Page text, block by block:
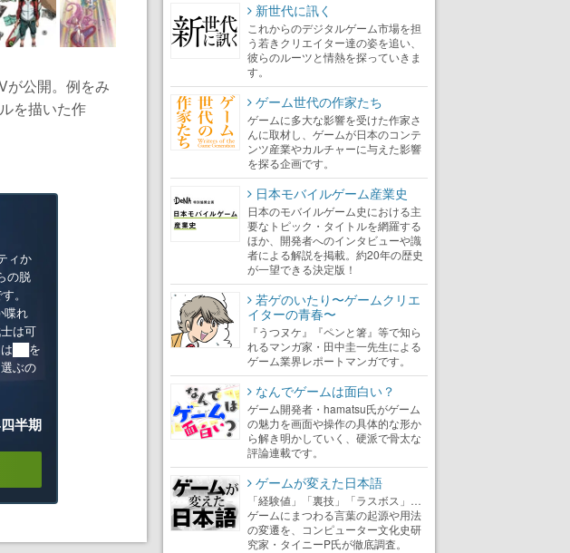
が公開。例をみ
を描いた作
ィか
の脱
。
喋れ
は可
██を
ぶの
半期
新世代に訊く
これからのデジタルゲーム市場を担
う若きクリエイター達の姿を追い、
彼らのルーツと情熱を探っていきま
す。
ゲーム世代の作家たち
ゲームに多大な影響を受けた作家さ
んに取材し、ゲームが日本のコンテ
ンツ産業やカルチャーに与えた影響
を探る企画です。
日本モバイルゲーム産業史
日本のモバイルゲーム史における主
要なトピック・タイトルを網羅する
ほか、開発者へのインタビューや識
者による解説を掲載。約20年の歴史
が一望できる決定版！
若ゲのいたり〜ゲームクリエ
イターの青春〜
『うつヌケ』『ペンと箸』等で知ら
れるマンガ家・田中圭一先生による
ゲーム業界レポートマンガです。
なんでゲームは面白い？
ゲーム開発者・hamatsu氏がゲーム
の魅力を画面や操作の具体的な形か
ら解き明かしていく、硬派で骨太な
評論連載です。
ゲームが変えた日本語
「経験値」「裏技」「ラスボス」…
ゲームにまつわる言葉の起源や用法
の変遷を、コンピューター文化史研
究家・タイニーP氏が徹底調査。